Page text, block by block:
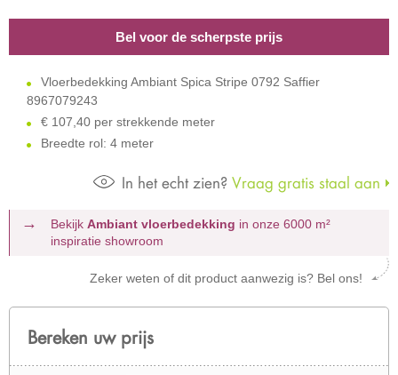
Bel voor de scherpste prijs
Vloerbedekking Ambiant Spica Stripe 0792 Saffier
8967079243
€ 107,40 per strekkende meter
Breedte rol: 4 meter
In het echt zien? Vraag gratis staal aan
Bekijk Ambiant vloerbedekking in onze 6000 m²
inspiratie showroom
Zeker weten of dit product aanwezig is? Bel ons!
Bereken uw prijs